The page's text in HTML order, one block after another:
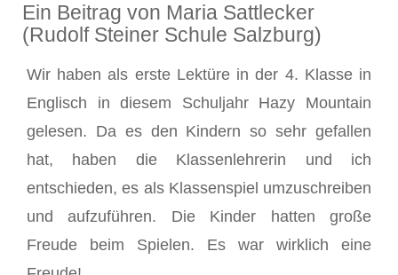
Ein Beitrag von Maria Sattlecker
(Rudolf Steiner Schule Salzburg)
Wir haben als erste Lektüre in der 4. Klasse in
Englisch in diesem Schuljahr Hazy Mountain
gelesen. Da es den Kindern so sehr gefallen
hat, haben die Klassenlehrerin und ich
entschieden, es als Klassenspiel umzuschreiben
und aufzuführen. Die Kinder hatten große
Freude beim Spielen. Es war wirklich eine